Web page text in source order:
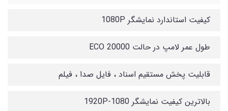
کیفیت استاندارد نمایشگر 1080P
طول عمر لامپ در حالت ECO 20000
قابلیت پخش مستقیم اسناد ، فایل صدا ، فیلم
بالاترین کیفیت نمایشگر 1080-1920P